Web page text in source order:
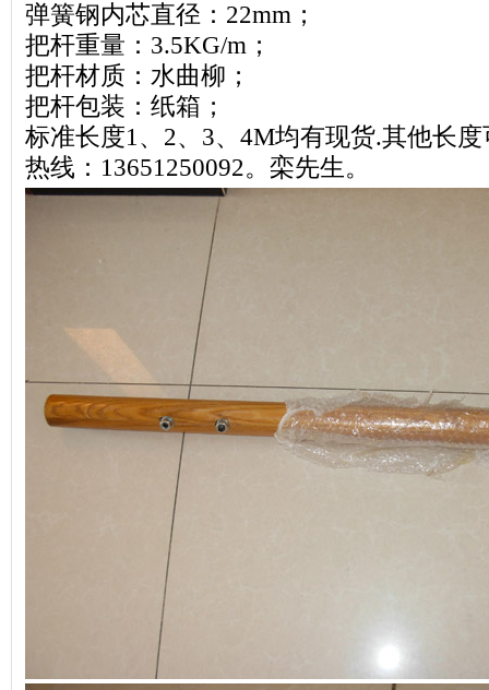
弹簧钢内芯直径：22mm；
把杆重量：3.5KG/m；
把杆材质：水曲柳；
把杆包装：纸箱；
标准长度1、2、3、4M均有现货.其他长
热线：13651250092。栾先生。